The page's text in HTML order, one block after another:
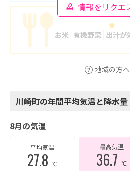
情報をリクエ
食
お米 有機野菜 出汁が
地域の方
川崎町の年間平均気温と降水量
8月の気温
平均気温
27.8℃
最高気温
36.7℃